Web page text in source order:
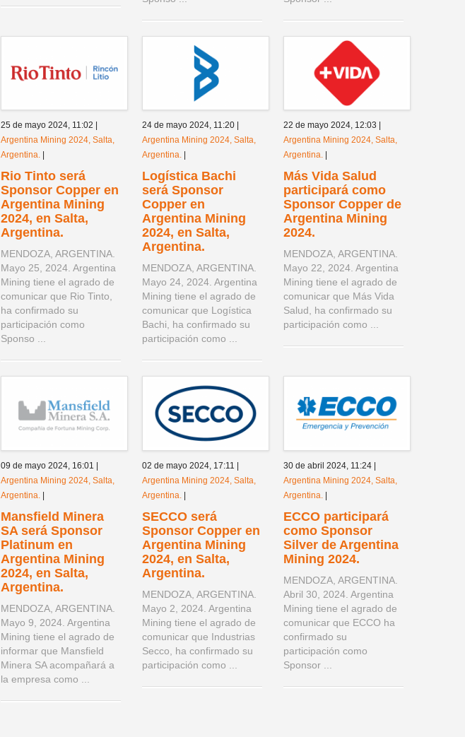
25 de mayo 2024, 11:02
Argentina Mining 2024, Salta,
Argentina.
Rio Tinto será
Sponsor Copper en
Argentina Mining
2024, en Salta,
Argentina.
MENDOZA, ARGENTINA.
Mayo 25, 2024. Argentina
Mining tiene el agrado de
comunicar que Rio Tinto,
ha confirmado su
participación como
Sponso ...
24 de mayo 2024, 11:20
Argentina Mining 2024, Salta,
Argentina.
Logística Bachi
será Sponsor
Copper en
Argentina Mining
2024, en Salta,
Argentina.
MENDOZA, ARGENTINA.
Mayo 24, 2024. Argentina
Mining tiene el agrado de
comunicar que Logística
Bachi, ha confirmado su
participación como ...
22 de mayo 2024, 12:03
Argentina Mining 2024, Salta,
Argentina.
Más Vida Salud
participará como
Sponsor Copper de
Argentina Mining
2024.
MENDOZA, ARGENTINA.
Mayo 22, 2024. Argentina
Mining tiene el agrado de
comunicar que Más Vida
Salud, ha confirmado su
participación como ...
09 de mayo 2024, 16:01 |
Argentina Mining 2024, Salta,
Argentina. |
Mansfield Minera
SA será Sponsor
Platinum en
Argentina Mining
2024, en Salta,
Argentina.
MENDOZA, ARGENTINA.
Mayo 9, 2024. Argentina
Mining tiene el agrado de
informar que Mansfield
Minera SA acompañará a
la empresa como ...
02 de mayo 2024, 17:11 |
Argentina Mining 2024, Salta,
Argentina. |
SECCO será
Sponsor Copper en
Argentina Mining
2024, en Salta,
Argentina.
MENDOZA, ARGENTINA.
Mayo 2, 2024. Argentina
Mining tiene el agrado de
comunicar que Industrias
Secco, ha confirmado su
participación como ...
30 de abril 2024, 11:24 |
Argentina Mining 2024, Salta,
Argentina. |
ECCO participará
como Sponsor
Silver de Argentina
Mining 2024.
MENDOZA, ARGENTINA.
Abril 30, 2024. Argentina
Mining tiene el agrado de
comunicar que ECCO ha
confirmado su
participación como
Sponsor ...